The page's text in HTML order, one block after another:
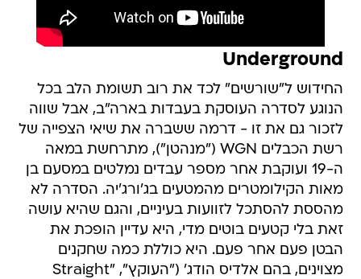
Underground
החידוש ל"שורשים" לכד את רוב תשומת הלב בכל
הנוגע לסדרה העוסקת בעבדות בארה"ב, אבל שווה
לזכור גם את זו - דרמה ששברה את שיאי הצפייה של
רשת הכבלים WGN ("מנהטן"), מתרחשת במאה
ה-19 ועוקבת אחר מספר עבדים נמלטים במסעם בן
מאות הקילומטרים מהמטעים בג'ורג'יה. הסדרה לא
מהססת להסתכל לזוועות בעיניים, והגם שהיא עושה
זאת בלי קטעים בוטים מדי, היא עדיין הופכת את
הבטן פעם אחר פעם. היא כוללת כמה שחקנים
מצוינים, בהם אלדיס הודג' ("העוקץ", "Straight